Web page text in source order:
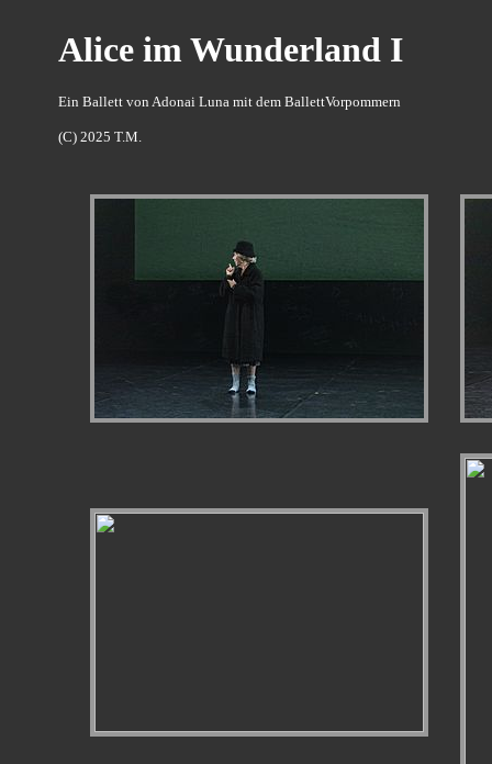
Alice im Wunderland I
Ein Ballett von Adonai Luna mit dem BallettVorpommern
(C) 2025 T.M.